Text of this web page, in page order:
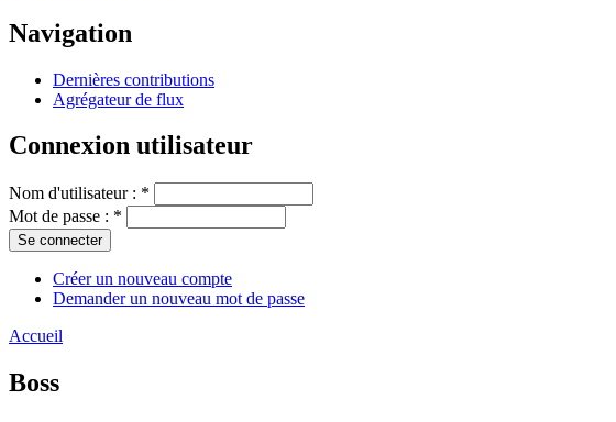
Navigation
Dernières contributions
Agrégateur de flux
Connexion utilisateur
Nom d'utilisateur : *
Mot de passe : *
Créer un nouveau compte
Demander un nouveau mot de passe
Accueil
Boss